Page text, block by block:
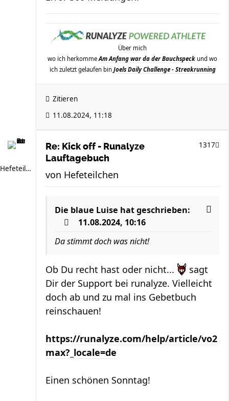
Über mich
wo ich herkommeAm Anfang war da der Bauchspeck und wo
ich zuletzt gelaufen bin Joels Daily Challenge - Streakrunning
Zitieren
11.08.2024, 11:18
Hefeteilchen
Re: Kick off - Runalyze
Lauftagebuch
1317
von Hefeteilchen
Die blaue Luise hat geschrieben:
11.08.2024, 10:16
Da stimmt doch was nicht!
Ob Du recht hast oder nicht...
sagt
Dir der Support bei runalyze. Vielleicht
doch ab und zu mal ins Gebetbuch
reinschauen!
https://runalyze.com/help/article/vo2
max?_locale=de
Einen schönen Sonntag!